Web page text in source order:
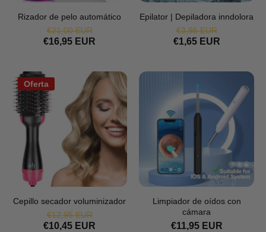
Rizador de pelo automático
€21,00 EUR
€16,95 EUR
Epilator | Depiladora inndolora
€3,95 EUR
€1,65 EUR
Oferta
Cepillo secador voluminizador
€12,95 EUR
€10,45 EUR
Limpiador de oídos con
cámara
€11,95 EUR